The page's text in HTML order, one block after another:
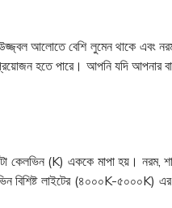
আলোতে বেশি লুমেন থাকে এবং
হতে পারে। আপনি যদি আপনার
কেলভিন (K) এককে মাপা হয়।
বিশিষ্ট লাইটের (৪০০০K-৫০০০K)